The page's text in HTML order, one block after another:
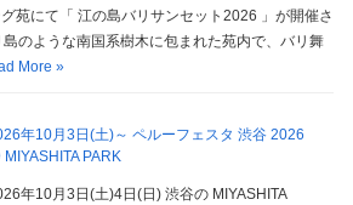
苑にて「 江の島バリサンセット2026 」が開催さ
のような南国系樹木に包まれた苑内で、バリ舞
More »
年10月3日(土)～ ペルーフェスタ 渋谷 2026
MIYASHITA PARK
年10月3日(土)4日(日) 渋谷の MIYASHITA